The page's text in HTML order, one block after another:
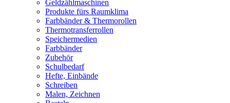
Geldzählmaschinen
Produkte fürs Raumklima
Farbbänder & Thermorollen
Thermotransferrollen
Speichermedien
Farbbänder
Zubehör
Schulbedarf
Hefte, Einbände
Schreiben
Malen, Zeichnen